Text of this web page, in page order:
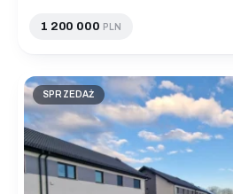
1 200 000 PLN
SPRZEDAŻ